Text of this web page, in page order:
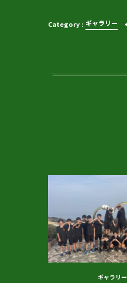
ギャラリー
ギャラリー